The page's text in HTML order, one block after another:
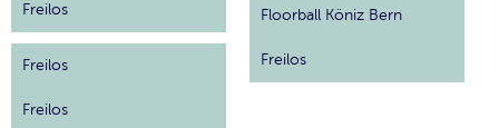
Freilos
Freilos
Freilos
Floorball Köniz Bern
Freilos